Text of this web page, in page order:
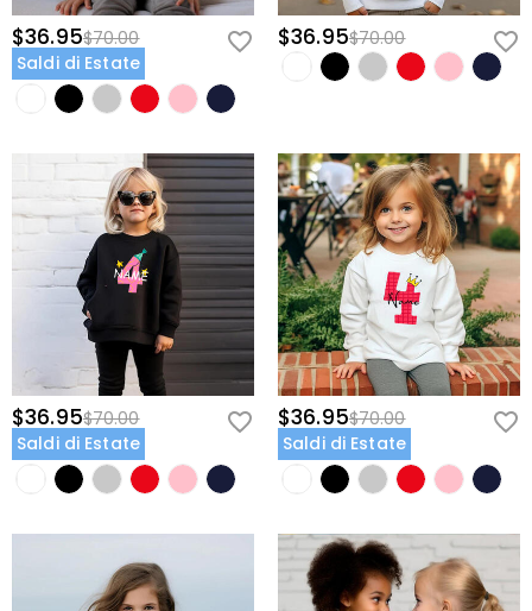
$36.95$70.00
Saldi di Estate
$36.95$70.00
$36.95$70.00
Saldi di Estate
$36.95$70.00
Saldi di Estate